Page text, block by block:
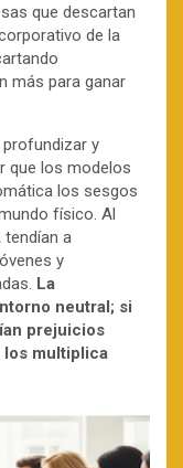
que descartan
de la
más para ganar
y
que los modelos
los sesgos
físico. Al
a
y
La
neutral; si
prejuicios
multiplica